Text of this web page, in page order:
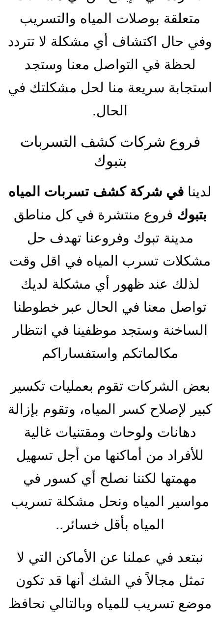
متعلقة بوصلات المياه والتسريب
وفي حال اكتشاف أي مشكلة لا تتردد
لحظة في التواصل معنا وستجد
استجابة سريعة منا لحل مشكلتك في
الحال.
فروع شركات كشف التسربات
بتبوك
لدينا في شركة كشف تسربات المياه
بتبوك فروع منتشرة في كل مناطق
مدينة تبوك وفروعنا تهدف حل
مشكلات تسرب المياه في اقل وقت
لذلك عند ظهور أي مشكلة لديك
تواصل معنا في الحال عبر خطوطنا
الساخنة وستجد موظفينا في انتظار
مكالماتكم واستفساراكم
بعض الشركات تقوم بعمليات تكسير
كبير لإصلاح كسر المياه، وتقوم بإزالة
دهانات ولوحات ومقتنيات غالية
للأفراد من أماكنها من أجل تسهيل
مهمتها لكننا نصلح أي كسور في
مواسير المياه ونحل مشكلة تسريب
المياه بأقل خسائر..
نبتعد في عملنا عن الأماكن التي لا
تمثل مجالاً في الشك أنها قد تكون
موضع تسريب للمياه وبالتالي نحافظ